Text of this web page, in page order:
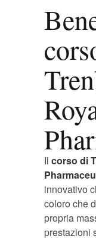
Il corso di
innovativo
coloro che
propria
prestazioni